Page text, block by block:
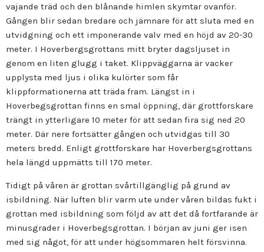
vajande träd och den blånande himlen skymtar ovanför.
Gången blir sedan bredare och jämnare för att sluta med en
utvidgning och ett imponerande valv med en höjd av 20-30
meter. I Hoverbergsgrottans mitt bryter dagsljuset in
genom en liten glugg i taket. Klippväggarna är vacker
upplysta med ljus i olika kulörter som får
klippformationerna att träda fram. Längst in i
Hoverbegsgrottan finns en smal öppning, där grottforskare
trängt in ytterligare 10 meter för att sedan fira sig ned 20
meter. Där nere fortsätter gången och utvidgas till 30
meters bredd. Enligt grottforskare har Hoverbergsgrottans
hela längd uppmätts till 170 meter.
Tidigt på våren är grottan svårtillgänglig på grund av
isbildning. När luften blir varm ute under våren bildas fukt i
grottan med isbildning som följd av att det då fortfarande är
minusgrader i Hoverbegsgrottan. I början av juni ger isen
med sig något, för att under högsommaren helt försvinna.